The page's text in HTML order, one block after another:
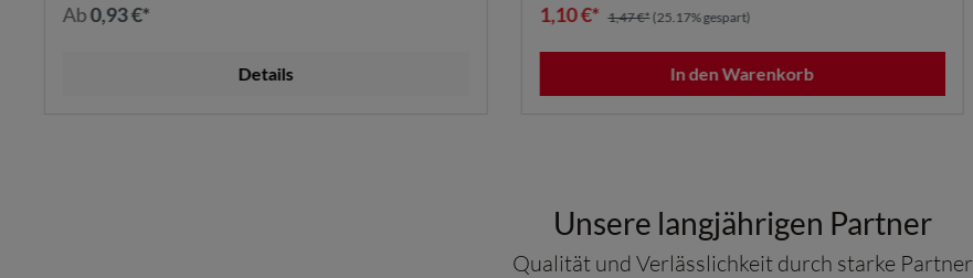
Ab0,93 €*
Details
1,10 €* 1,47 €*(25.17% gespart)
In den Warenkorb
Unsere langjährigen Partner
Qualität und Verlässlichkeit durch starke Partner